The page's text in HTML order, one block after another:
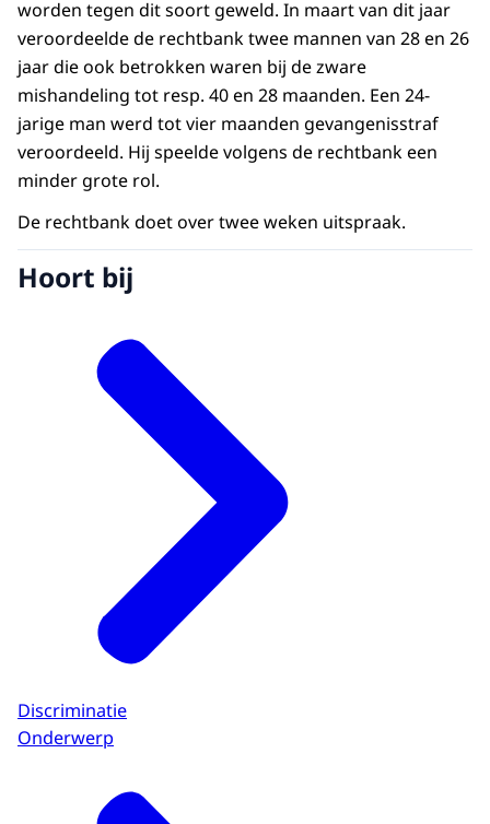
worden tegen dit soort geweld. In maart van dit jaar
veroordeelde de rechtbank twee mannen van 28 en 26
jaar die ook betrokken waren bij de zware
mishandeling tot resp. 40 en 28 maanden. Een 24-
jarige man werd tot vier maanden gevangenisstraf
veroordeeld. Hij speelde volgens de rechtbank een
minder grote rol.
De rechtbank doet over twee weken uitspraak.
Hoort bij
Discriminatie
Onderwerp